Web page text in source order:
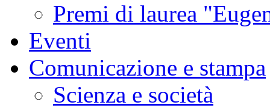
Premi di laurea
Eventi
Comunicazione e stampa
Scienza e società